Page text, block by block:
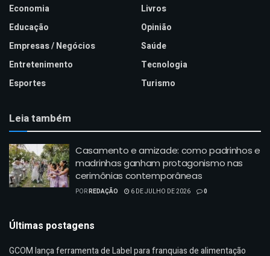
Economia
Educação
Empresas / Negócios
Entretenimento
Esportes
Livros
Opinião
Saúde
Tecnologia
Turismo
Leia também
Casamento e amizade: como padrinhos e
madrinhas ganham protagonismo nas
cerimônias contemporâneas
PORREDAÇÃO 6 DE JULHO DE 2026 0
Últimas postagens
GCOM lança ferramenta de Label para franquias de alimentação